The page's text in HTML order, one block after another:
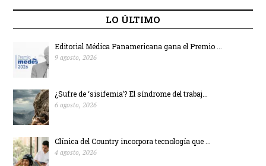
LO ÚLTIMO
Editorial Médica Panamericana gana el Premio ...
9 agosto, 2026
¿Sufre de ‘sisifemia’? El síndrome del trabaj...
6 agosto, 2026
Clínica del Country incorpora tecnología que ...
4 agosto, 2026